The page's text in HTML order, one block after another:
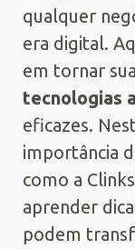
qualquer
era digital.
em tornar
tecnologias
eficazes.
importância
como a
aprender
podem